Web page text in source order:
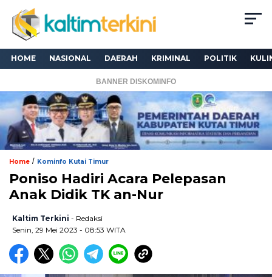
HOME NASIONAL DAERAH KRIMINAL POLITIK
BANNER DISKOMINFO
Home / Kominfo Kutai Timur
Poniso Hadiri Acara Pelepasan
Anak Didik TK an-Nur
Kaltim Terkini - Redaksi
Senin, 29 Mei 2023 - 08:53 WITA